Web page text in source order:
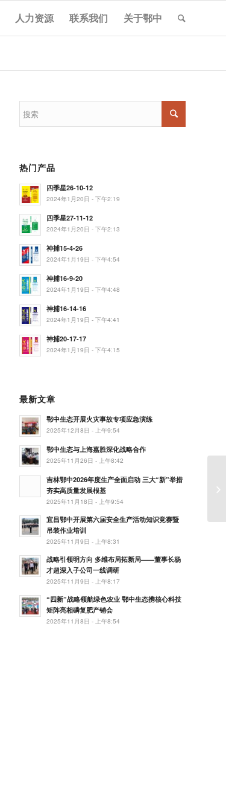
人力资源 联系我们 关于鄂中
热门产品
四季星26-10-12
2024年1月20日 - 下午2:19
四季星27-11-12
2024年1月20日 - 下午2:13
神捕15-4-26
2024年1月19日 - 下午4:54
神捕16-9-20
2024年1月19日 - 下午4:48
神捕16-14-16
2024年1月19日 - 下午4:41
神捕20-17-17
2024年1月19日 - 下午4:15
最新文章
鄂中生态开展火灾事故专项应急演练
2025年12月8日 - 上午9:54
鄂中生态与上海嘉胜深化战略合作
2025年11月26日 - 上午8:42
吉林鄂中2026年度生产全面启动 三大“新”举措
夯实高质量发展根基
2025年11月18日 - 上午9:54
宜昌鄂中开展第六届安全生产活动知识竞赛暨
吊装作业培训
2025年11月9日 - 上午8:31
战略引领明方向 多维布局拓新局——董事长杨
才超深入子公司一线调研
2025年11月9日 - 上午8:17
“四新”战略领航绿色农业 鄂中生态携核心科技
矩阵亮相磷复肥产销会
2025年11月8日 - 上午8:54